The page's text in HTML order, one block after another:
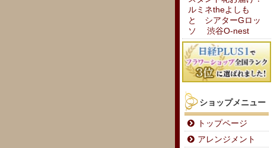
ルミネtheよしも
と シアターGロッ
ソ 渋谷O-nest
ショップメニュー
トップページ
アレンジメント